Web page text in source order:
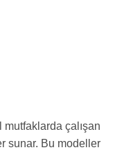
çalışan
sunar. Bu modeller